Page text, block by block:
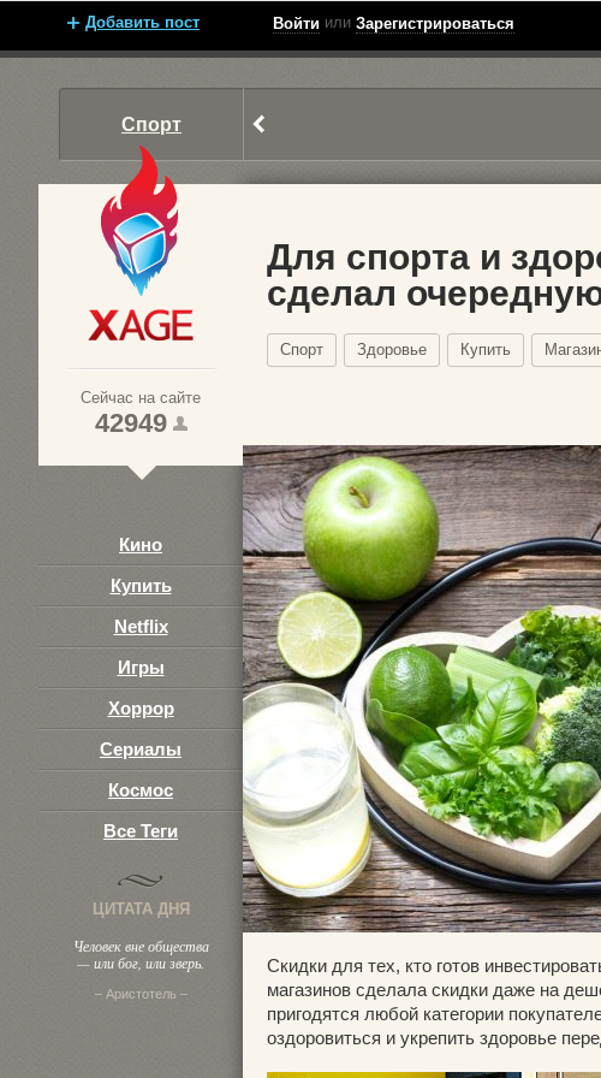
Добавить пост Войти или Зарегистрироваться
Спорт
1
Сейчас на сайте
42949
Кино
Купить
Netflix
Игры
Хоррор
Сериалы
Космос
Все Теги
ЦИТАТА ДНЯ
Человек вне общества
— или бог, или зверь.
– Аристотель –
Для спорта и
сделал
Спорт Здоровье Купить
Скидки для тех, кто готов
магазинов сделала скидки даже на
пригодятся любой категории
оздоровиться и укрепить здоровье